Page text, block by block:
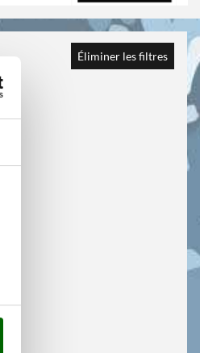
Éliminer les filtres